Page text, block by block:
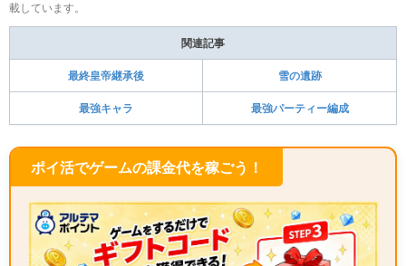
載しています。
関連記事
最終皇帝継承後 雪の遺跡
最強キャラ 最強パーティー編成
ポイ活でゲームの課金代を稼ごう！